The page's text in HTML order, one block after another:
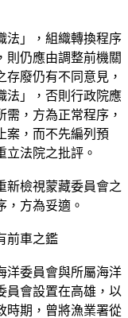
法」，組織轉換程序
則仍應由調整前機關
廢仍有不同意見，
法」，否則行政院應
，方為正常程序，
案，而不先編列預
立法院之批評。
新檢視蒙藏委員會之
，方為妥適。
前車之鑑
洋委員會與所屬海洋
員會設置在高雄，以
時期，曾將漁業署從